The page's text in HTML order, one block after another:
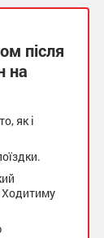
після
на
як і
Ходитиму